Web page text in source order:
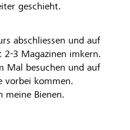
geschieht.
abschliessen und auf
3 Magazinen imkern.
Mal besuchen und auf
vorbei kommen.
meine Bienen.